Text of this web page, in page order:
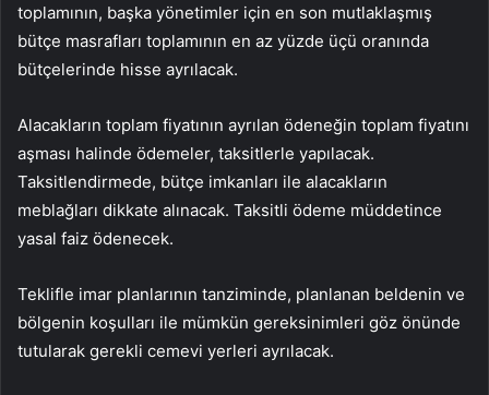
toplamının, başka yönetimler için en son mutlaklaşmış
bütçe masrafları toplamının en az yüzde üçü oranında
bütçelerinde hisse ayrılacak.
Alacakların toplam fiyatının ayrılan ödeneğin toplam fiyatını
aşması halinde ödemeler, taksitlerle yapılacak.
Taksitlendirmede, bütçe imkanları ile alacakların
meblağları dikkate alınacak. Taksitli ödeme müddetince
yasal faiz ödenecek.
Teklifle imar planlarının tanziminde, planlanan beldenin ve
bölgenin koşulları ile mümkün gereksinimleri göz önünde
tutularak gerekli cemevi yerleri ayrılacak.